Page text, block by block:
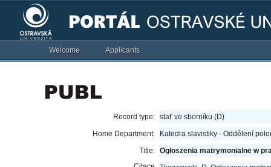
Welcome Applicants
Record type: stať ve sborníku (D)
Home Department:
Katedra slavistiky - Oddělení
Title: Ogłoszenia matrymonialne w